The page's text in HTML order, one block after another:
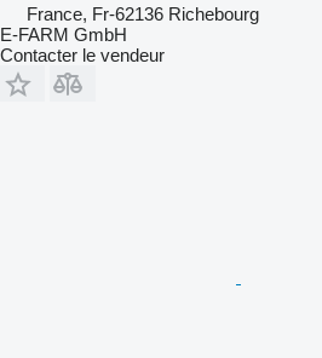
France, Fr-62136 Richebourg
E-FARM GmbH
Contacter le vendeur